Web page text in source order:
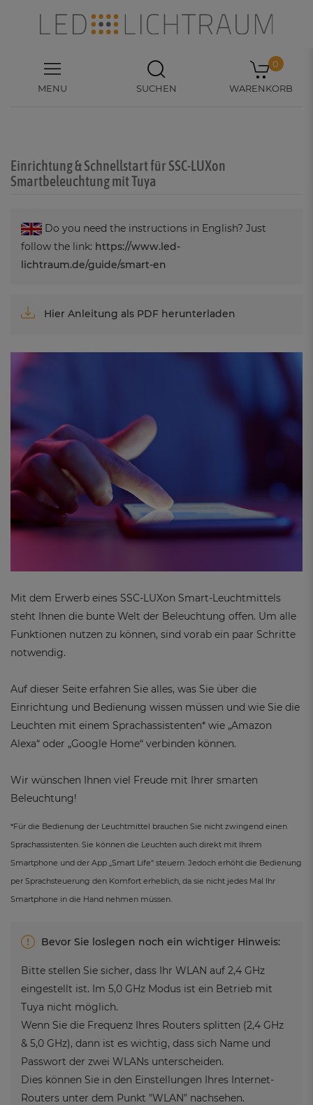
MENU SUCHEN
0
WARENKORB
Einrichtung & Schnellstart für SSC-LUXon
Smartbeleuchtung mit Tuya
Do you need the instructions in English? Just
follow the link: https://www.led-
lichtraum.de/guide/smart-en
Hier Anleitung als PDF herunterladen
Mit dem Erwerb eines SSC-LUXon Smart-Leuchtmittels
steht Ihnen die bunte Welt der Beleuchtung offen. Um alle
Funktionen nutzen zu können, sind vorab ein paar Schritte
notwendig.
Auf dieser Seite erfahren Sie alles, was Sie über die
Einrichtung und Bedienung wissen müssen und wie Sie die
Leuchten mit einem Sprachassistenten* wie „Amazon
Alexa“ oder „Google Home“ verbinden können.
Wir wünschen Ihnen viel Freude mit Ihrer smarten
Beleuchtung!
*Für die Bedienung der Leuchtmittel brauchen Sie nicht zwingend einen
Sprachassistenten. Sie können die Leuchten auch direkt mit Ihrem
Smartphone und der App „Smart Life“ steuern. Jedoch erhöht die Bedienung
per Sprachsteuerung den Komfort erheblich, da sie nicht jedes Mal Ihr
Smartphone in die Hand nehmen müssen.
Bevor Sie loslegen noch ein wichtiger Hinweis:
Bitte stellen Sie sicher, dass Ihr WLAN auf 2,4 GHz
eingestellt ist. Im 5,0 GHz Modus ist ein Betrieb mit
Tuya nicht möglich.
Wenn Sie die Frequenz Ihres Routers splitten (2,4 GHz
& 5,0 GHz), dann ist es wichtig, dass sich Name und
Passwort der zwei WLANs unterscheiden.
Dies können Sie in den Einstellungen Ihres Internet-
Routers unter dem Punkt "WLAN" nachsehen.